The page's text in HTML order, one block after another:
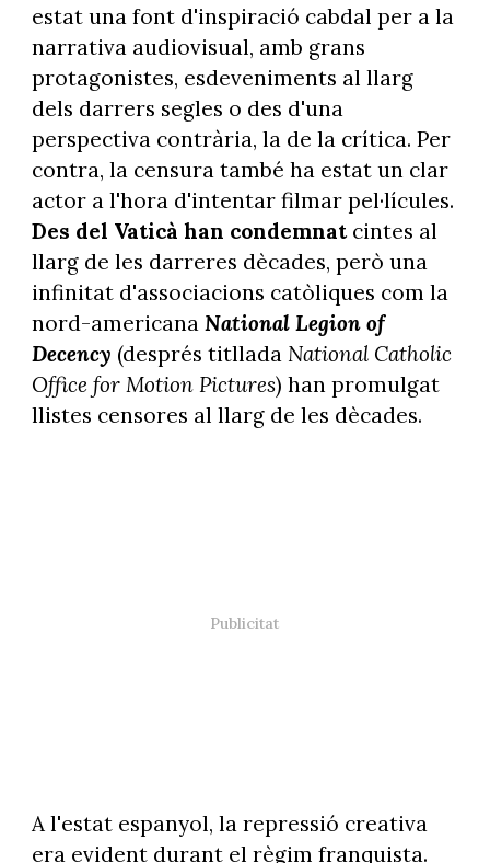
estat una font d'inspiració cabdal per a la
narrativa audiovisual, amb grans
protagonistes, esdeveniments al llarg
dels darrers segles o des d'una
perspectiva contrària, la de la crítica. Per
contra, la censura també ha estat un clar
actor a l'hora d'intentar filmar pel·lícules.
Des del Vaticà han condemnat cintes al
llarg de les darreres dècades, però una
infinitat d'associacions catòliques com la
nord-americana National Legion of
Decency (després titllada National Catholic
Office for Motion Pictures) han promulgat
llistes censores al llarg de les dècades.
A l'estat espanyol, la repressió creativa
era evident durant el règim franquista.